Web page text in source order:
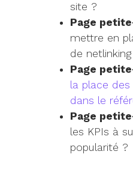
site ?
Page
mettre en
de
Page
la place des
dans le
Page
les KPIs à
popularité ?